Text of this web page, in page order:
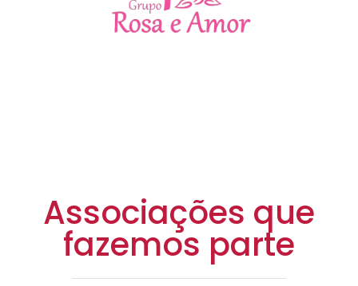
Associações que
fazemos parte